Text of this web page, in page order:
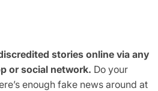
stories online via any
or social network. Do your
enough fake news around at